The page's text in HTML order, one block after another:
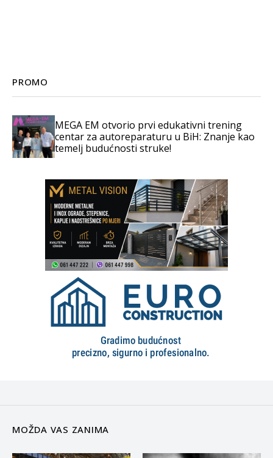
PROMO
MEGA EM otvorio prvi edukativni trening
centar za autoreparaturu u BiH: Znanje kao
temelj budućnosti struke!
MOŽDA VAS ZANIMA